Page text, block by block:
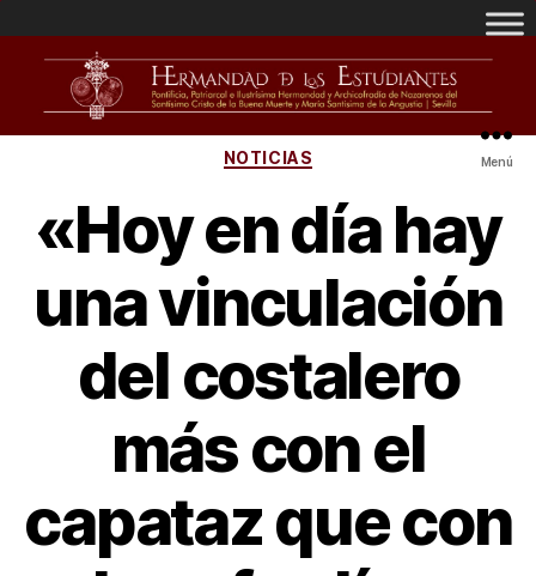
Menú
NOTICIAS
«Hoy en día hay
una vinculación
del costalero
más con el
capataz que con